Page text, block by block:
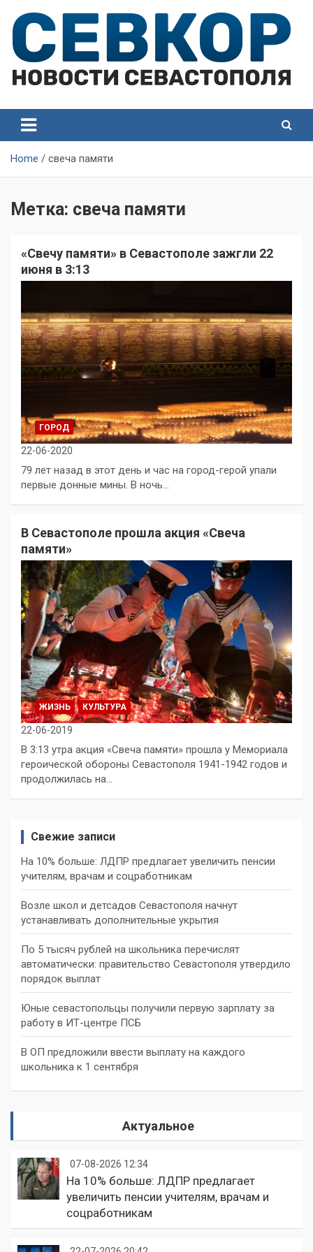
content
Севастополя
Севастополя
Home свеча памяти
Метка: свеча памяти
«Свечу памяти» в Севастополе зажгли 22
июня в 3:13
ГОРОД
22-06-2020
79 лет назад в этот день и час на город-герой упали
первые донные мины. В ночь…
В Севастополе прошла акция «Свеча
памяти»
ЖИЗНЬ КУЛЬТУРА
22-06-2019
В 3:13 утра акция «Свеча памяти» прошла у Мемориала
героической обороны Севастополя 1941-1942 годов и
продолжилась на…
Свежие записи
На 10% больше: ЛДПР предлагает увеличить пенсии
учителям, врачам и соцработникам
Возле школ и детсадов Севастополя начнут
устанавливать дополнительные укрытия
По 5 тысяч рублей на школьника перечислят
автоматически: правительство Севастополя утвердило
порядок выплат
Юные севастопольцы получили первую зарплату за
работу в ИТ-центре ПСБ
В ОП предложили ввести выплату на каждого
школьника к 1 сентября
Актуальное
07-08-2026 12:34
На 10% больше: ЛДПР предлагает
увеличить пенсии учителям, врачам и
соцработникам